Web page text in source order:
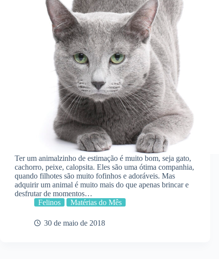
Ter um animalzinho de estimação é muito bom, seja gato,
cachorro, peixe, calopsita. Eles são uma ótima companhia,
quando filhotes são muito fofinhos e adoráveis. Mas
adquirir um animal é muito mais do que apenas brincar e
desfrutar de momentos…
Felinos
Matérias do Mês
30 de maio de 2018